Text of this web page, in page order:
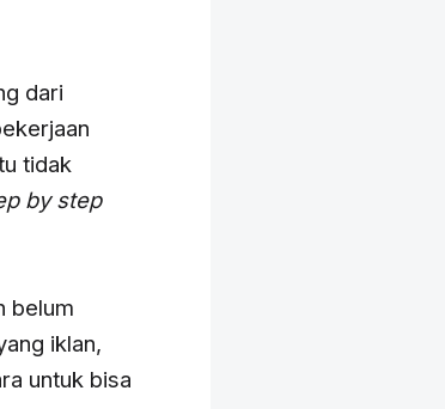
dari
tidak
by step
belum
iklan,
untuk bisa